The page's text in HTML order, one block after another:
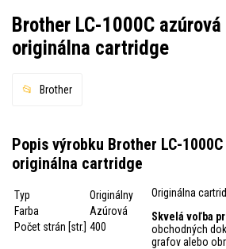
Brother LC-1000C
originálna cartridge
Brother
Popis výrobku Brother LC-
originálna cartridge
Typ
Originálny
Farba
Azúrová
Počet strán [str.] 400
Originálna
Skvelá voľba
obchodných
grafov alebo